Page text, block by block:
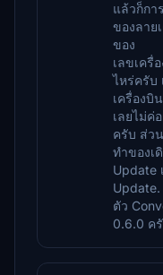
แล้วก็กา
ของลาย
ของ
เลขเครื่
ไหร่ครับ
เครื่องบิ
เลยไม่ค่
ครับ ส่ว
ทำของเ
Update
Update.
ตัว
0.6.0 ค